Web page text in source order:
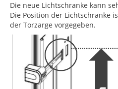
Die neue Lichtschranke kann
Die Position der Lichtschranke
der Torzarge vorgegeben.